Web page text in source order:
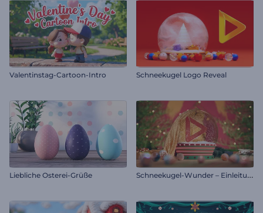
Valentinstag-Cartoon-Intro Schneekugel Logo Reveal
Liebliche Osterei-Grüße S
chneekugel-Wunder – Einleitung